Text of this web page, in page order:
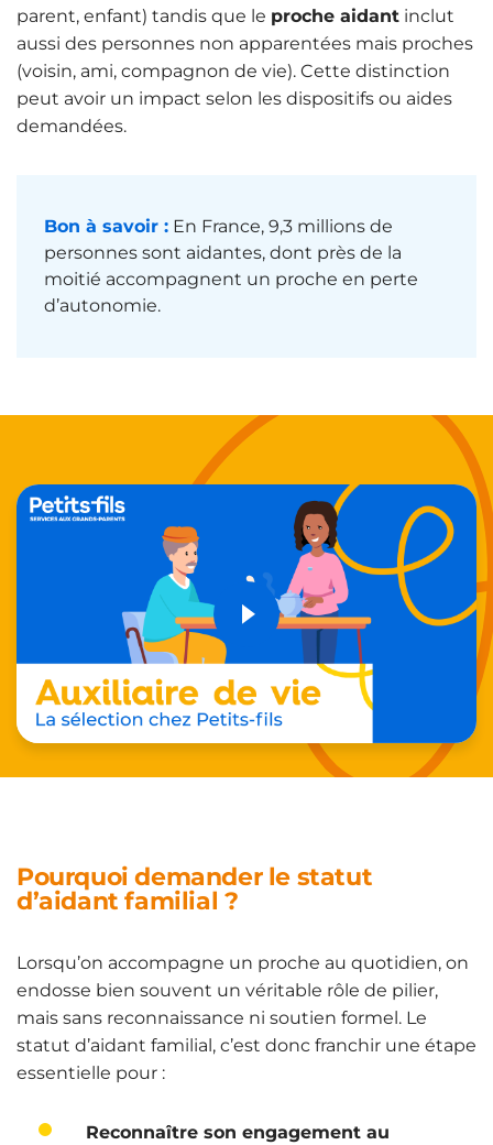
parent, enfant) tandis que le proche aidant inclut
aussi des personnes non apparentées mais proches
(voisin, ami, compagnon de vie). Cette distinction
peut avoir un impact selon les dispositifs ou aides
demandées.
Bon à savoir : En France, 9,3 millions de
personnes sont aidantes, dont près de la
moitié accompagnent un proche en perte
d’autonomie.
Pourquoi demander le statut
d’aidant familial ?
Lorsqu’on accompagne un proche au quotidien, on
endosse bien souvent un véritable rôle de pilier,
mais sans reconnaissance ni soutien formel. Le
statut d’aidant familial, c’est donc franchir une étape
essentielle pour :
Reconnaître son engagement au